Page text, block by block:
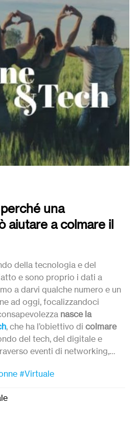
una
aiutare a colmare il
della tecnologia e del
e sono proprio i dati a
a darvi qualche numero e un
ad oggi, focalizzandoci
nasce la
, che ha l’obiettivo di colmare
del tech, del digitale e
eventi di networking,
fondamentale per creare
eVirginia Vannini
scelta coraggiosa? Ci faremo
e dare qualche
#Virtuale